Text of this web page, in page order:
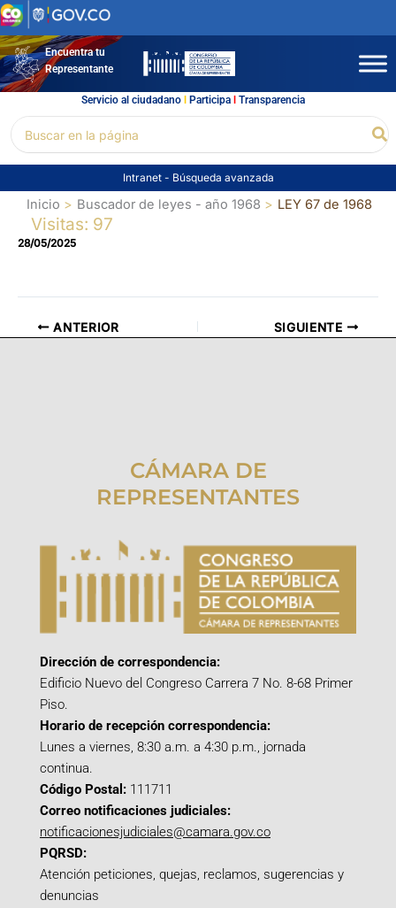
Ir
al
contenidoEncuentra tu
Representante
Servicio al ciudadano l Participal Transparencia
por:
Intranet - Búsqueda avanzada
Inicio Buscador de leyes - año 1968 LEY 67 de 1968
Visitas: 97
28/05/2025
ANTERIOR SIGUIENTE
CÁMARA DE
REPRESENTANTES
Dirección de correspondencia:
Edificio Nuevo del Congreso Carrera 7 No. 8-68 Primer
Piso.
Horario de recepción correspondencia:
Lunes a viernes, 8:30 a.m. a 4:30 p.m., jornada
continua.
Código Postal: 111711
Correo notificaciones judiciales:
notificacionesjudiciales@camara.gov.co
PQRSD:
Atención peticiones, quejas, reclamos, sugerencias y
denuncias